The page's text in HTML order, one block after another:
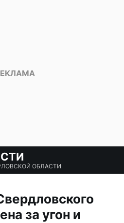
ОБЛАСТИ
за угон и